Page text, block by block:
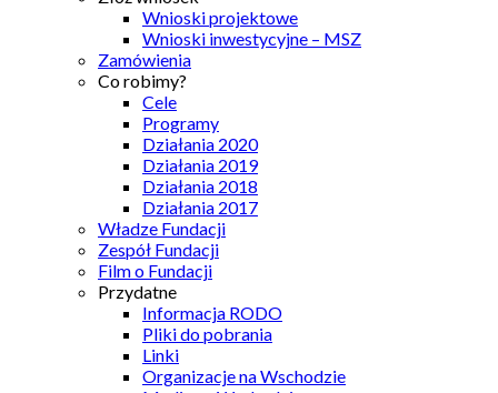
Wnioski projektowe
Wnioski inwestycyjne – MSZ
Zamówienia
Co robimy?
Cele
Programy
Działania 2020
Działania 2019
Działania 2018
Działania 2017
Władze Fundacji
Zespół Fundacji
Film o Fundacji
Przydatne
Informacja RODO
Pliki do pobrania
Linki
Organizacje na Wschodzie